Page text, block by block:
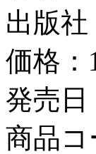
出版社
価格：
発売日
商品コ